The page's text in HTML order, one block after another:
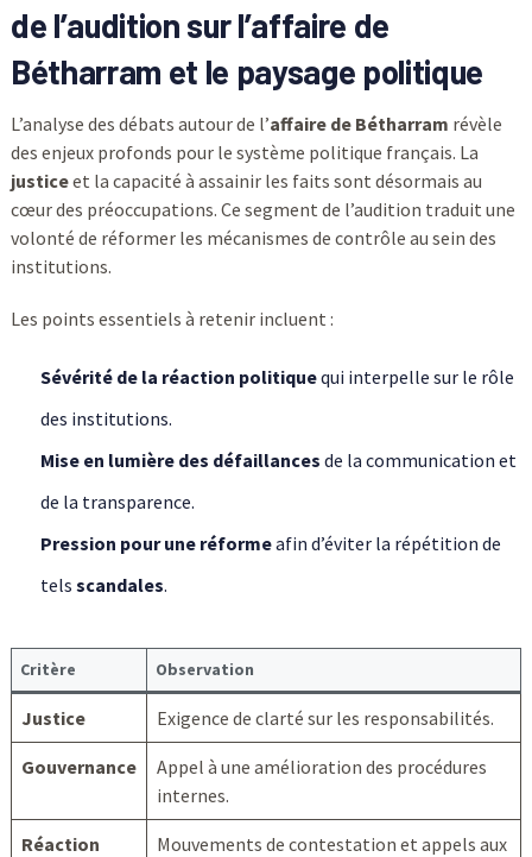
de l’audition sur l’affaire de
Bétharram et le paysage politique
L’analyse des débats autour de l’affaire de Bétharram révèle
des enjeux profonds pour le système politique français. La
justiceet la capacité à assainir les faits sont désormais au
cœur des préoccupations. Ce segment de l’audition traduit une
volonté de réformer les mécanismes de contrôle au sein des
institutions.
Les points essentiels à retenir incluent :
Sévérité de la réaction politiquequi interpelle sur le rôle
des institutions.
Mise en lumière des défaillances de la communication et
de la transparence.
Pression pour une réformeafin d’éviter la répétition de
tels scandales.
Critère Observation
Justice Exigence de clarté sur les responsabilités.
Gouvernance
Appel à une amélioration des procédures
internes.
Réaction
Mouvements de contestation et appels aux